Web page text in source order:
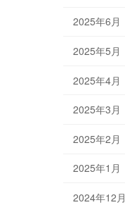
2025年6月
2025年5月
2025年4月
2025年3月
2025年2月
2025年1月
2024年12月